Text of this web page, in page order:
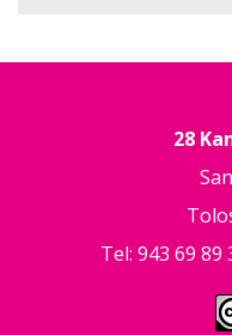
28
Tel: 943 69 89